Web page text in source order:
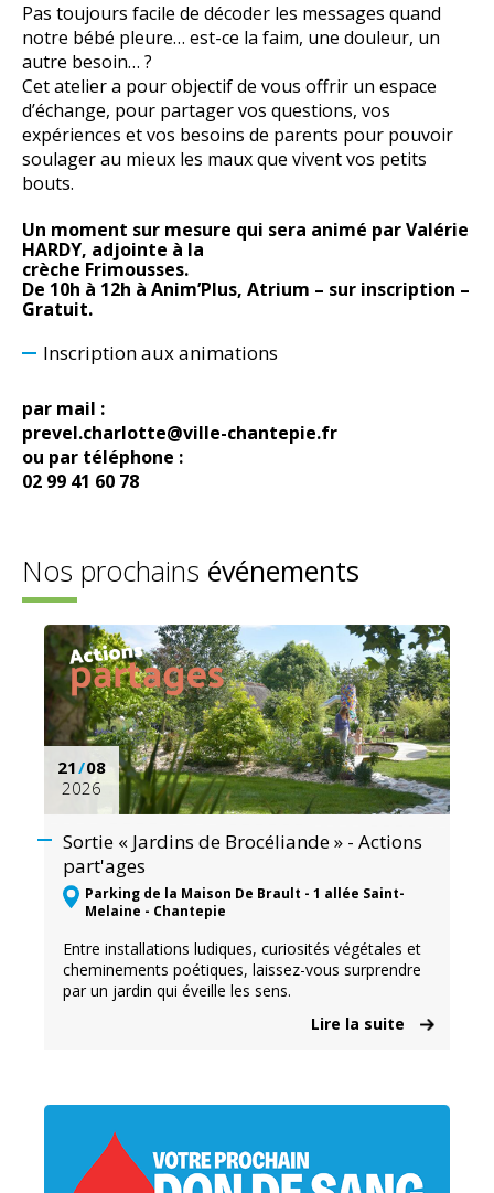
Pas toujours facile de décoder les messages quand
notre bébé pleure… est-ce la faim, une douleur, un
autre besoin… ?
Cet atelier a pour objectif de vous offrir un espace
d’échange, pour partager vos questions, vos
expériences et vos besoins de parents pour pouvoir
soulager au mieux les maux que vivent vos petits
bouts.
Un moment sur mesure qui sera animé par Valérie
HARDY, adjointe à la
crèche Frimousses.
De 10h à 12h à Anim’Plus, Atrium – sur inscription –
Gratuit.
Inscription aux animations
par mail :
prevel.charlotte@ville-chantepie.fr
ou par téléphone :
02 99 41 60 78
Nos prochains événements
21/08
2026
Sortie « Jardins de Brocéliande » - Actions
part'ages
Parking de la Maison De Brault - 1 allée Saint-
Melaine - Chantepie
Entre installations ludiques, curiosités végétales et
cheminements poétiques, laissez-vous surprendre
par un jardin qui éveille les sens.
Lire la suite